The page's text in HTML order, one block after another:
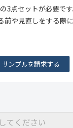
の3点セットが必要で
前や見直しをする際
サンプルを請求する